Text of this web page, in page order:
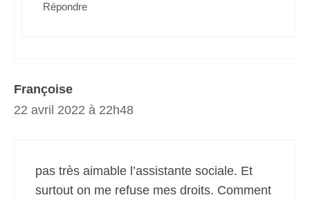
Répondre
Françoise
22 avril 2022 à 22h48
pas très aimable l’assistante sociale. Et
surtout on me refuse mes droits. Comment